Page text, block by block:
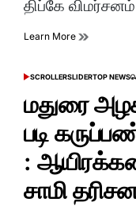
திப்கே
Learn More
POSTED
SCROLLERSLIDERTOP NEWS
மதுரை
படி
:
சாமி